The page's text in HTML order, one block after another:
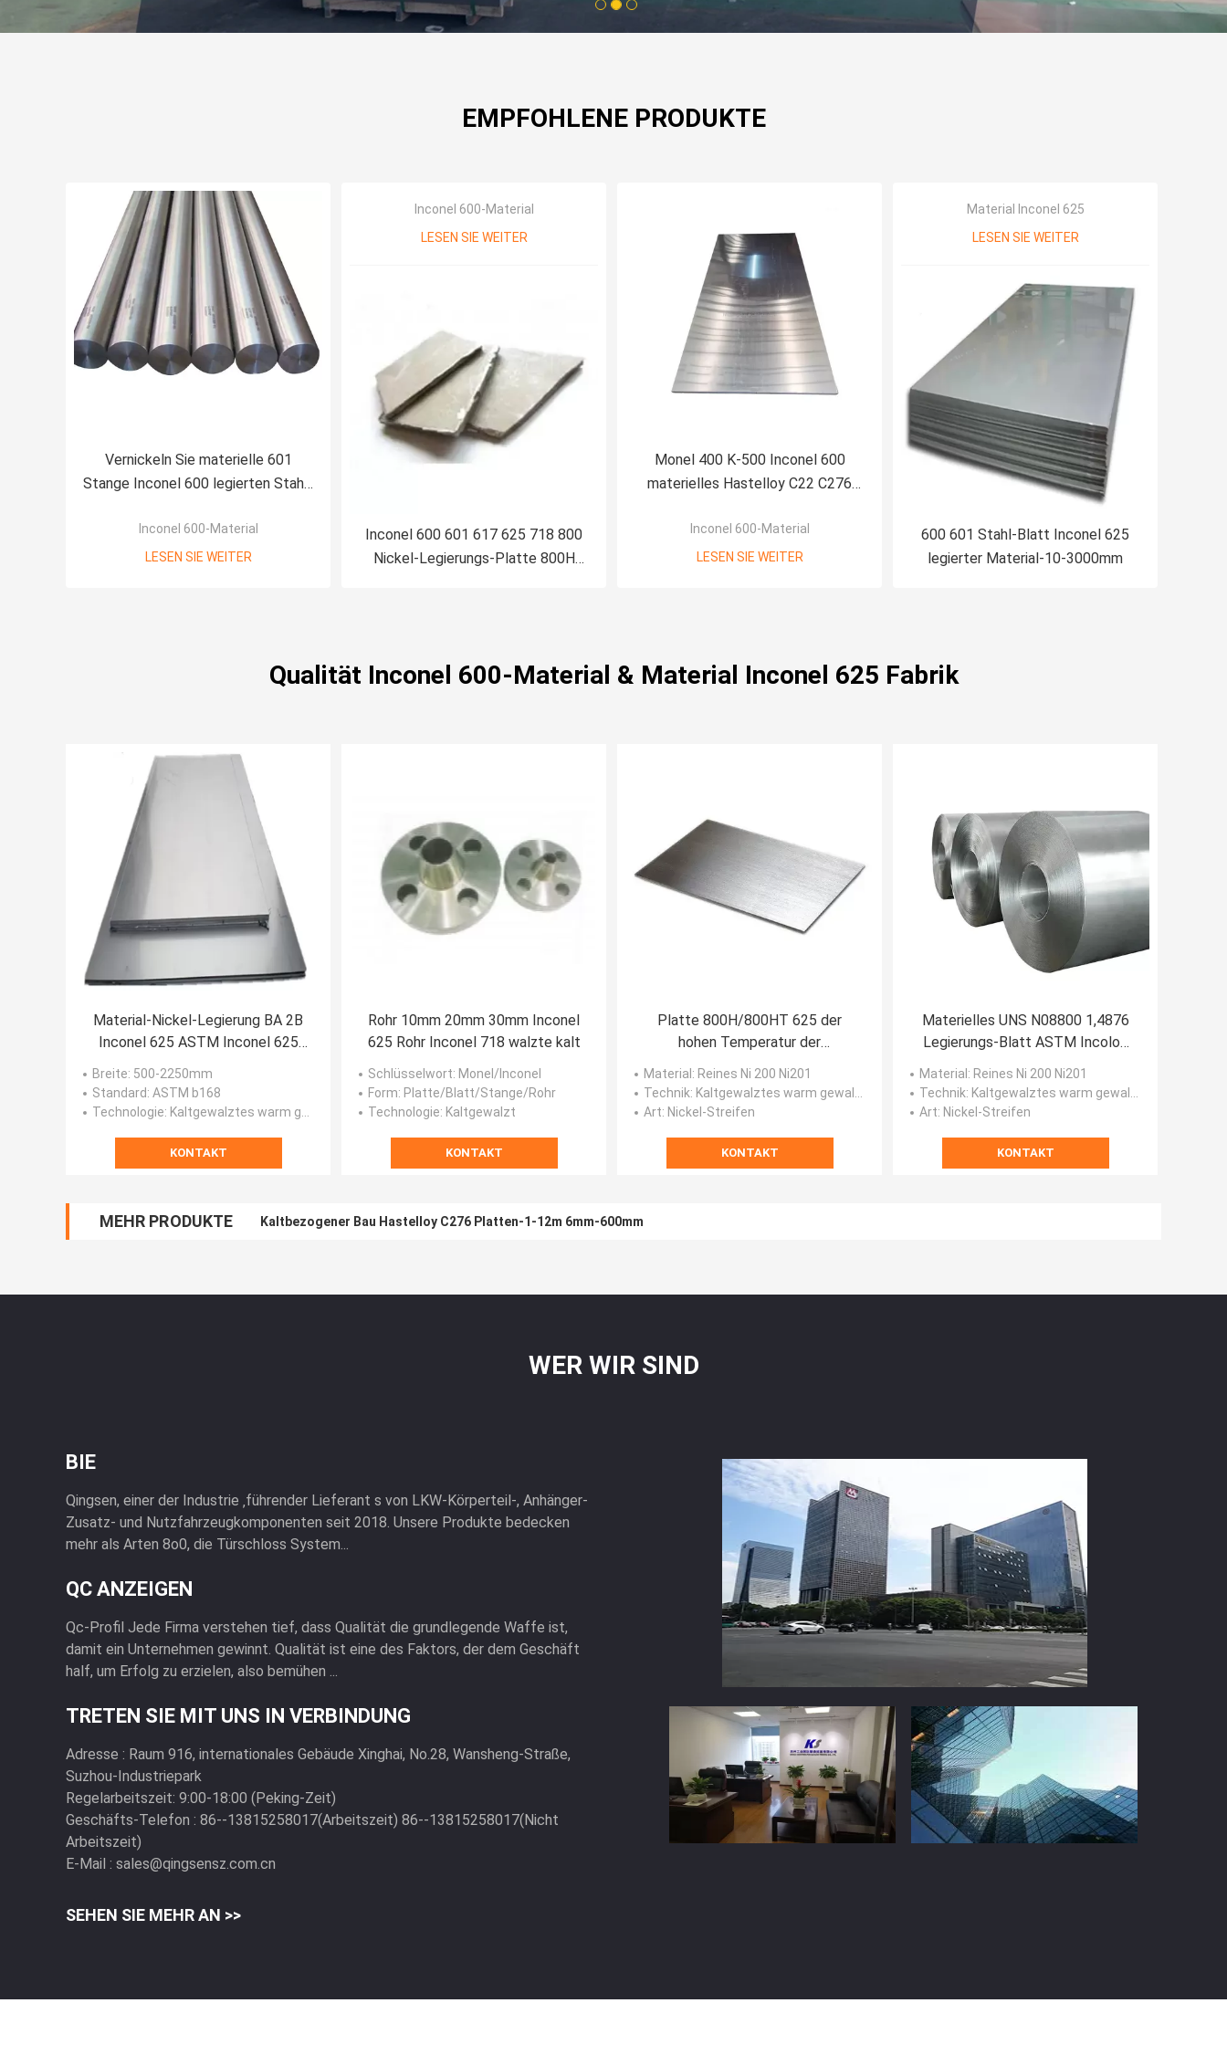
1 2 3
EMPFOHLENE PRODUKTE
Vernickeln Sie materielle 601
Stange Inconel 600 legierten Stahl-
Inconel 600-Material
LESEN SIE WEITER
Inconel 600-Material
LESEN SIE WEITER
Inconel 600 601 617 625 718 800
Nickel-Legierungs-Platte 800H
Monel 400 K-500 Inconel 600
materielles Hastelloy C22 C276
925 926 Platte und Blatt
Inconel 600-Material
LESEN SIE WEITER
Material Inconel 625
LESEN SIE WEITER
600 601 Stahl-Blatt Inconel 625
legierter Material-10-3000mm
Qualität Inconel 600-Material & Material Inconel 625 Fabrik
Material-Nickel-Legierung BA 2B
Inconel 625 ASTM Inconel 625
Platte walzte kalt
Breite: 500-2250mm
Standard: ASTM b168
Technologie: Kaltgewalztes warm gewalztes
KONTAKT
Rohr 10mm 20mm 30mm Inconel
625 Rohr Inconel 718 walzte kalt
Schlüsselwort: Monel/Inconel
Form: Platte/Blatt/Stange/Rohr
Technologie: Kaltgewalzt
KONTAKT
Platte 800H/800HT 625 der
hohen Temperatur der
Legierungs-800 600 718
Material : Reines Ni 200 Ni201
Technik: Kaltgewalztes warm gewalztes
Art: Nickel-Streifen
KONTAKT
Materielles UNS N08800 1,4876
Legierungs-Blatt ASTM Incoloy
800
Material : Reines Ni 200 Ni201
Technik: Kaltgewalztes warm gewalztes
Art: Nickel-Streifen
KONTAKT
MEHR PRODUKTE Kaltbezogener Bau Hastelloy C276 Platten-1-12m 6mm-600mm
WER WIR SIND
BIE
Qingsen, einer der Industrie ‚führender Lieferant s von LKW-Körperteil-, Anhänger-
Zusatz- und Nutzfahrzeugkomponenten seit 2018. Unsere Produkte bedecken
mehr als Arten 8o0, die Türschloss System...
QC ANZEIGEN
Qc-Profil Jede Firma verstehen tief, dass Qualität die grundlegende Waffe ist,
damit ein Unternehmen gewinnt. Qualität ist eine des Faktors, der dem Geschäft
half, um Erfolg zu erzielen, also bemühen ...
TRETEN SIE MIT UNS IN VERBINDUNG
Adresse : Raum 916, internationales Gebäude Xinghai, No.28, Wansheng-Straße,
Suzhou-Industriepark
Regelarbeitszeit: 9:00-18:00 (Peking-Zeit)
Geschäfts-Telefon : 86--13815258017(Arbeitszeit) 86--13815258017(Nicht
Arbeitszeit)
E-Mail : sales@qingsensz.com.cn
SEHEN SIE MEHR AN >>